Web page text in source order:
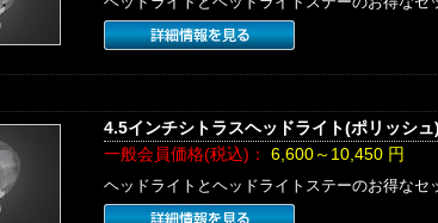
4.5インチシトラスヘッドライト(ポリッシ
一般会員価格(税込)： 6,600～10,450円
ヘッドライトとヘッドライトステーのお得なセ